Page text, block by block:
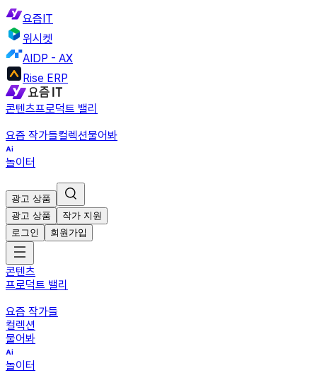
요즘IT
위시켓
AIDP - AX
Rise ERP
콘텐츠프로덕트 밸리
요즘 작가들컬렉션물어봐
놀이터
광고 상품
광고 상품
작가 지원
로그인
회원가입
콘텐츠
프로덕트 밸리
요즘 작가들
컬렉션
물어봐
놀이터